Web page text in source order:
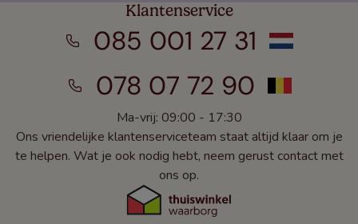
Klantenservice
085 001 27 31
078 07 72 90
Ma-vrij: 09:00 - 17:30
Ons vriendelijke klantenserviceteam staat altijd klaar om je
te helpen. Wat je ook nodig hebt, neem gerust contact met
ons op.